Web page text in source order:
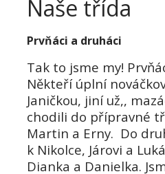
Naše třída
Prvňáci a druháci
Tak to jsme my!
Někteří úplní
Janičkou, jiní už,,
chodili do přípravné
Martin a Erny. Do
k Nikolce, Járovi a
Dianka a Danielka.